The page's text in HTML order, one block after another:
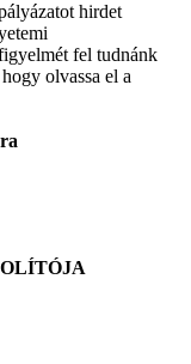
hirdet
fel tudnánk
olvassa el a